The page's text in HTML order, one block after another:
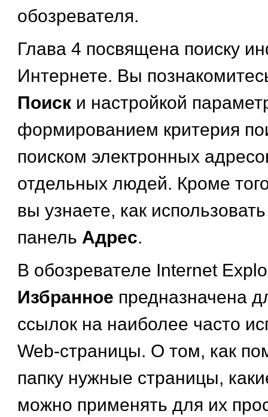
обозревателя.
Глава 4 посвящена поиску
Интернете. Вы
Поиск и настройкой
формированием критерия
поиском электронных
отдельных людей. Кроме
вы узнаете, как
панель Адрес.
В обозревателе Internet
Избранное предназначена
ссылок на наиболее часто
Web-страницы. О том, как
папку нужные страницы,
можно применять для их